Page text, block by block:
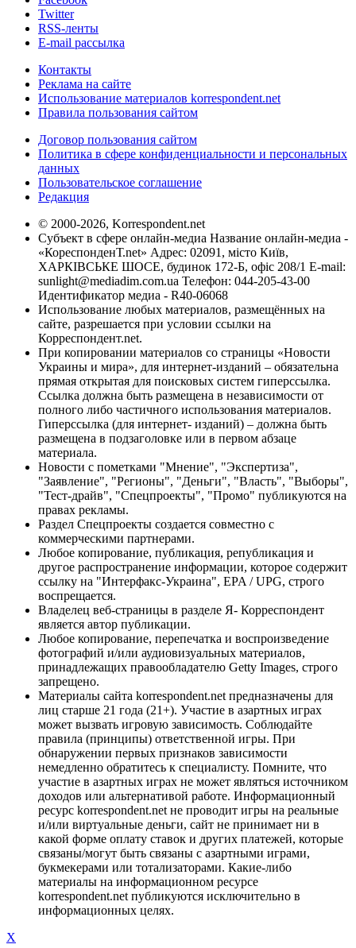
Twitter
RSS-ленты
E-mail рассылка
Контакты
Реклама на сайте
Использование материалов korrespondent.net
Правила пользования сайтом
Договор пользования сайтом
Политика в сфере конфиденциальности и персональных
данных
Пользовательское соглашение
Редакция
© 2000-2026, Korrespondent.net
Субъект в сфере онлайн-медиа Название онлайн-медиа -
«КореспонденТ.net» Адрес: 02091, місто Київ,
ХАРКІВСЬКЕ ШОСЕ, будинок 172-Б, офіс 208/1 E-mail:
sunlight@mediadim.com.ua Телефон: 044-205-43-00
Идентификатор медиа - R40-06068
Использование любых материалов, размещённых на
сайте, разрешается при условии ссылки на
Корреспондент.net.
При копировании материалов со страницы «Новости
Украины и мира», для интернет-изданий – обязательна
прямая открытая для поисковых систем гиперссылка.
Ссылка должна быть размещена в независимости от
полного либо частичного использования материалов.
Гиперссылка (для интернет- изданий) – должна быть
размещена в подзаголовке или в первом абзаце
материала.
Новости с пометками "Мнение", "Экспертиза",
"Заявление", "Регионы", "Деньги", "Власть", "Выборы",
"Тест-драйв", "Спецпроекты", "Промо" публикуются на
правах рекламы.
Раздел Спецпроекты создается совместно с
коммерческими партнерами.
Любое копирование, публикация, републикация и
другое распространение информации, которое содержит
ссылку на "Интерфакс-Украина", EPA / UPG, строго
воспрещается.
Владелец веб-страницы в разделе Я- Корреспондент
является автор публикации.
Любое копирование, перепечатка и воспроизведение
фотографий и/или аудиовизуальных материалов,
принадлежащих правообладателю Getty Images, строго
запрещено.
Материалы сайта korrespondent.net предназначены для
лиц старше 21 года (21+). Участие в азартных играх
может вызвать игровую зависимость. Соблюдайте
правила (принципы) ответственной игры. При
обнаружении первых признаков зависимости
немедленно обратитесь к специалисту. Помните, что
участие в азартных играх не может являться источником
доходов или альтернативой работе. Информационный
ресурс korrespondent.net не проводит игры на реальные
и/или виртуальные деньги, сайт не принимает ни в
какой форме оплату ставок и других платежей, которые
связаны/могут быть связаны с азартными играми,
букмекерами или тотализаторами. Какие-либо
материалы на информационном ресурсе
korrespondent.net публикуются исключительно в
информационных целях.
X